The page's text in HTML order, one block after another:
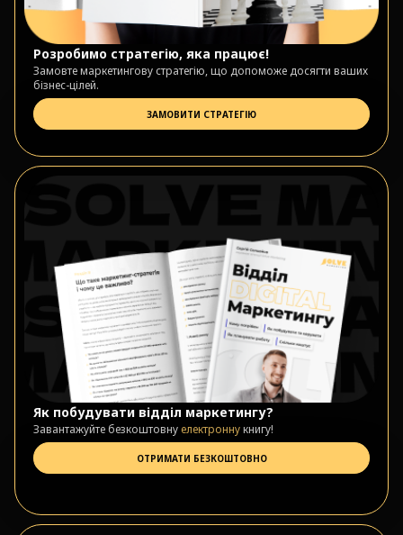
Як побудувати відділ маркетингу?
Завантажуйте безкоштовну електроннукнигу!
ОТРИМАТИ БЕЗКОШТОВНО
Розробимо стратегію, яка працює!
Замовте маркетингову стратегію, що допоможе досягти ваших
бізнес-цілей.
ЗАМОВИТИ СТРАТЕГІЮ